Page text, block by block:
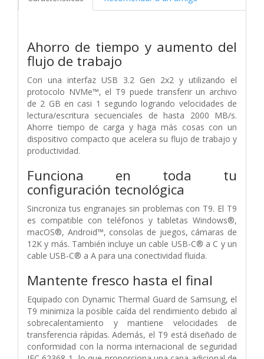
Ahorro de tiempo y aumento del
flujo de trabajo
Con una interfaz USB 3.2 Gen 2x2 y utilizando el
protocolo NVMe™, el T9 puede transferir un archivo
de 2 GB en casi 1 segundo logrando velocidades de
lectura/escritura secuenciales de hasta 2000 MB/s.
Ahorre tiempo de carga y haga más cosas con un
dispositivo compacto que acelera su flujo de trabajo y
productividad.
Funciona en toda tu
configuración tecnológica
Sincroniza tus engranajes sin problemas con T9. El T9
es compatible con teléfonos y tabletas Windows®,
macOS®, Android™, consolas de juegos, cámaras de
12K y más. También incluye un cable USB-C® a C y un
cable USB-C® a A para una conectividad fluida.
Mantente fresco hasta el final
Equipado con Dynamic Thermal Guard de Samsung, el
T9 minimiza la posible caída del rendimiento debido al
sobrecalentamiento y mantiene velocidades de
transferencia rápidas. Además, el T9 está diseñado de
conformidad con la norma internacional de seguridad